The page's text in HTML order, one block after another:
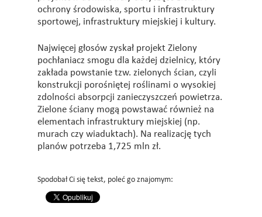
ochrony środowiska, sportu i infrastruktury
sportowej, infrastruktury miejskiej i kultury.
Najwięcej głosów zyskał projekt Zielony
pochłaniacz smogu dla każdej dzielnicy, który
zakłada powstanie tzw. zielonych ścian, czyli
konstrukcji porośniętej roślinami o wysokiej
zdolności absorpcji zanieczyszczeń powietrza.
Zielone ściany mogą powstawać również na
elementach infrastruktury miejskiej (np.
murach czy wiaduktach). Na realizację tych
planów potrzeba 1,725 mln zł.
Spodobał Ci się tekst, poleć go znajomym: